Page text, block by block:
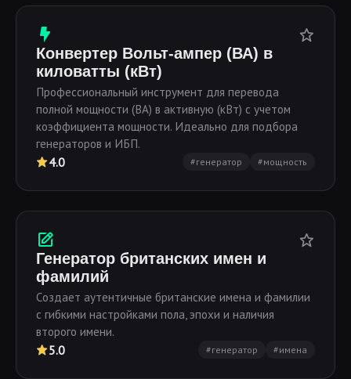
Конвертер Вольт-ампер (ВА) в
киловатты (кВт)
Профессиональный инструмент для перевода
полной мощности (ВА) в активную (кВт) с учетом
коэффициента мощности. Идеально для подбора
генераторов и ИБП.
4.0 #генератор #мощность
Генератор британских имен и
фамилий
Создает аутентичные британские имена и фамилии
с гибкими настройками пола, эпохи и наличия
второго имени.
5.0 #генератор #имена